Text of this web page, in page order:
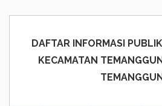
DAFTAR INFORMASI
KECAMATAN